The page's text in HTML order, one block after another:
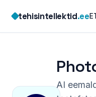
content
tehisintellektid.ee
AI